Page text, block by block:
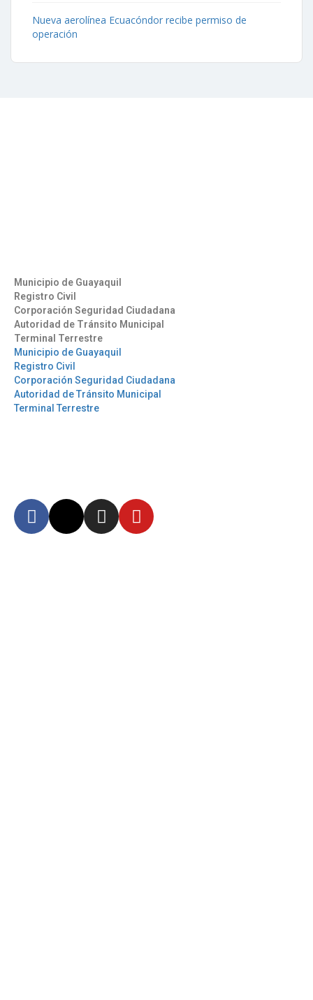
Nueva aerolínea Ecuacóndor recibe permiso de
operación
Municipio de Guayaquil
Registro Civil
Corporación Seguridad Ciudadana
Autoridad de Tránsito Municipal
Terminal Terrestre
Municipio de Guayaquil
Registro Civil
Corporación Seguridad Ciudadana
Autoridad de Tránsito Municipal
Terminal Terrestre